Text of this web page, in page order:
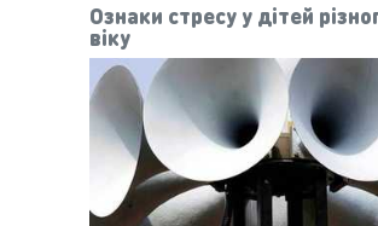
Ознаки стресу у дітей
віку